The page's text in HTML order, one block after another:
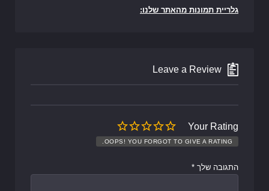
גלריית תמונות מהאתר שלנו:
Leave a Review
Your Rating
OOPS! YOU FORGOT TO GIVE A RATING.
התגובה שלך *